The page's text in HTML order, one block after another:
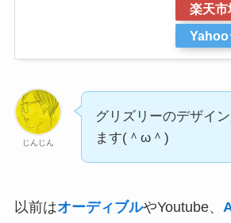
楽天市
Yahoo
じんじん
グリズリーのデザイ
ます(＾ω＾)
以前はオーディブルやYoutube、